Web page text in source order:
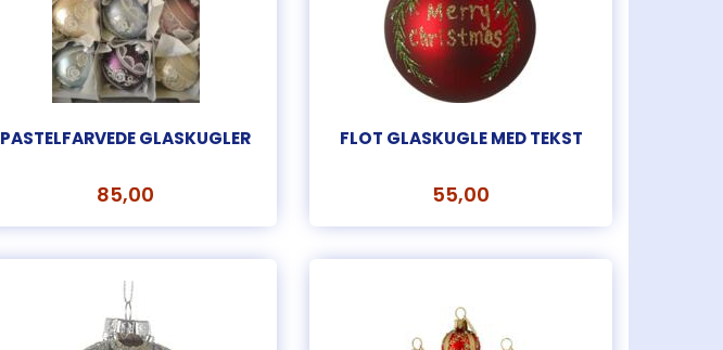
PASTELFARVEDE GLASKUGLER
85,00
FLOT GLASKUGLE MED TEKST
55,00